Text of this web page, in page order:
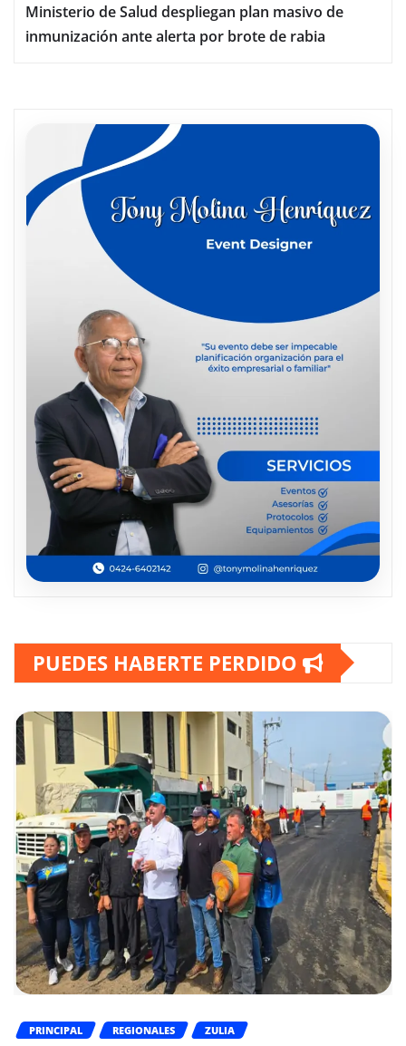
Ministerio de Salud despliegan plan masivo de
inmunización ante alerta por brote de rabia
PUEDES HABERTE PERDIDO
PRINCIPAL REGIONALES ZULIA